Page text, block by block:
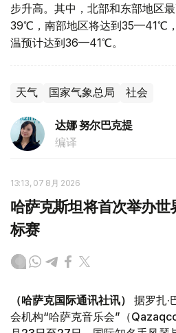
步升高。其中，北部和东部地区
39℃，南部地区将达到35—41℃
温预计达到36—41℃。
天气 国家气象总局 社会
达娜 努尔巴克提
编译
13:13, 07 8月 2026
哈萨克斯坦将首次举办
标赛
（哈萨克国际通讯社讯）
据罗扎·
会机构“哈萨克音乐会”（